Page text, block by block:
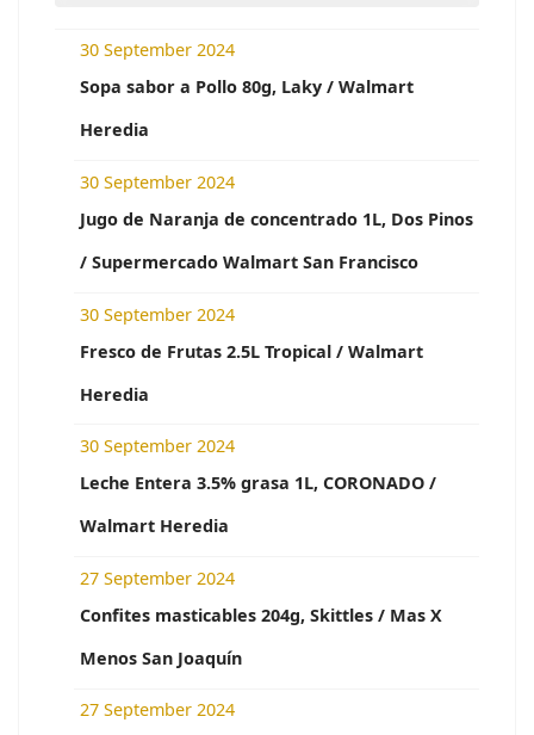
30 September 2024
Sopa sabor a Pollo 80g, Laky / Walmart
Heredia
30 September 2024
Jugo de Naranja de concentrado 1L, Dos Pinos
/ Supermercado Walmart San Francisco
30 September 2024
Fresco de Frutas 2.5L Tropical / Walmart
Heredia
30 September 2024
Leche Entera 3.5% grasa 1L, CORONADO /
Walmart Heredia
27 September 2024
Confites masticables 204g, Skittles / Mas X
Menos San Joaquín
27 September 2024